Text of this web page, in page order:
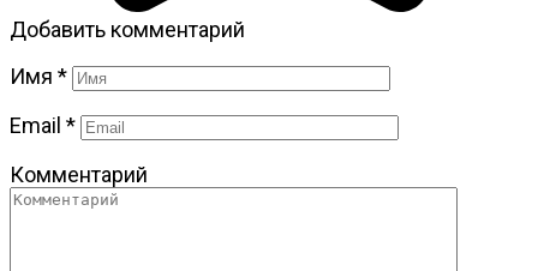
Добавить комментарий
Имя *
Email *
Комментарий